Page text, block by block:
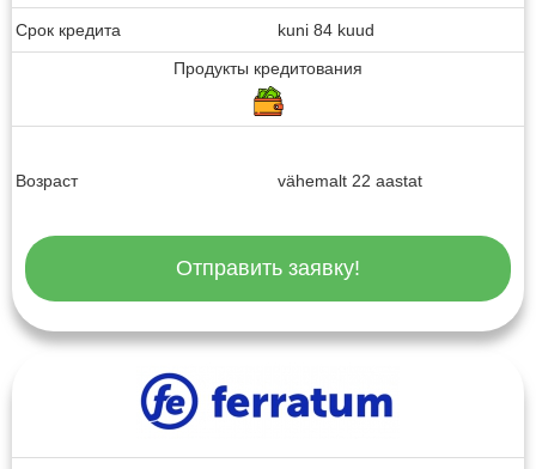
Срок кредита
kuni 84 kuud
Продукты кредитования
Возраст vähemalt 22 aastat
Отправить заявку!